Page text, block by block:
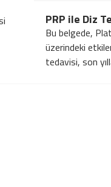
PRP ile Diz
Bu belgede,
üzerindeki
tedavisi, son